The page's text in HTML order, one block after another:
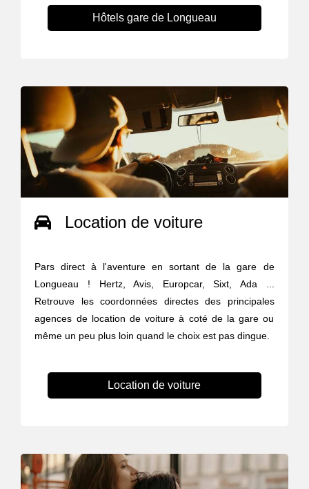
Hôtels gare de Longueau
Location de voiture
Pars direct à l'aventure en sortant de la gare de
Longueau ! Hertz, Avis, Europcar, Sixt, Ada ...
Retrouve les coordonnées directes des principales
agences de location de voiture à coté de la gare ou
même un peu plus loin quand le choix est pas dingue.
Location de voiture